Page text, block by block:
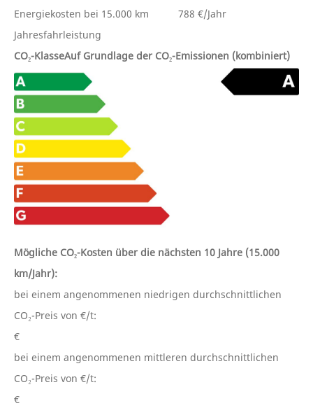
Energiekosten bei 15.000 km
Jahresfahrleistung
788 €/Jahr
CO₂-KlasseAuf Grundlage der CO₂-Emissionen (kombiniert)
Mögliche CO₂-Kosten über die nächsten 10 Jahre (15.000
km/Jahr):
bei einem angenommenen niedrigen durchschnittlichen
CO₂-Preis von €/t:
€
bei einem angenommenen mittleren durchschnittlichen
CO₂-Preis von €/t:
€